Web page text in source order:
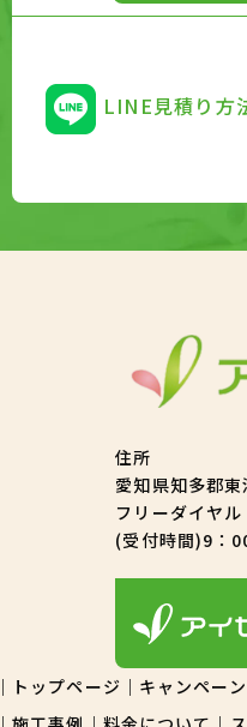
LINE見積り方
住所
愛知県知多郡
フリーダイヤル
(受付時間)9：
トップページ キャンペーン